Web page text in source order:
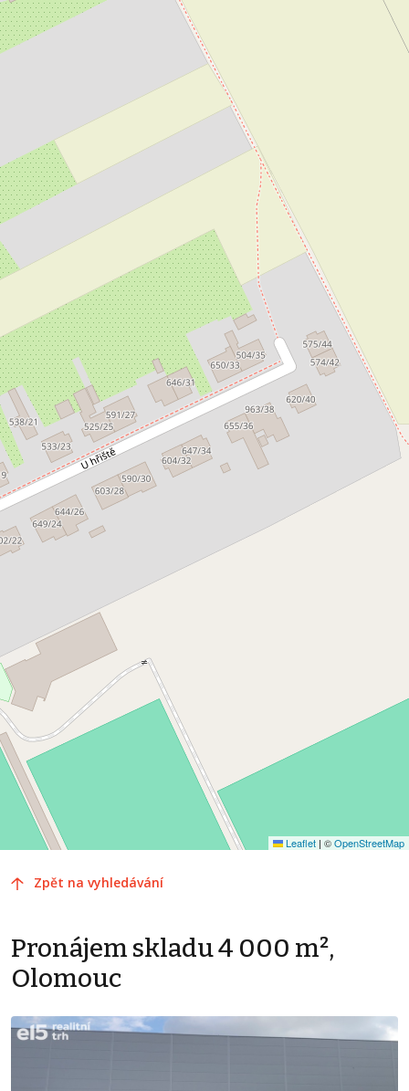
Leaflet | ©OpenStreetMap
Zpět na vyhledávání
Pronájem skladu 4 000 m²,
Olomouc